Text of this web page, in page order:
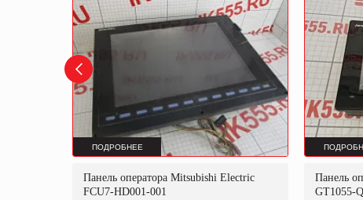
ПОДРОБНЕЕ
Панель оператора Mitsubishi Electric
FCU7-HD001-001
Панель
GT1055-